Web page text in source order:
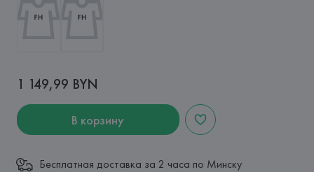
1 149,99 BYN
В корзину
Бесплатная доставка за 2 часа по Минску